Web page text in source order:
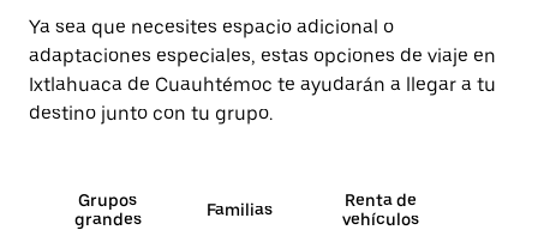
Ya sea que necesites espacio adicional o
adaptaciones especiales, estas opciones de viaje en
Ixtlahuaca de Cuauhtémoc te ayudarán a llegar a tu
destino junto con tu grupo.
Grupos
grandes
Familias
Renta de
vehículos